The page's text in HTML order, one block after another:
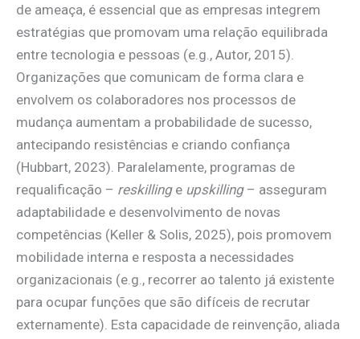
de ameaça, é essencial que as empresas integrem
estratégias que promovam uma relação equilibrada
entre tecnologia e pessoas (e.g., Autor, 2015).
Organizações que comunicam de forma clara e
envolvem os colaboradores nos processos de
mudança aumentam a probabilidade de sucesso,
antecipando resistências e criando confiança
(Hubbart, 2023). Paralelamente, programas de
requalificação – reskillinge upskilling– asseguram
adaptabilidade e desenvolvimento de novas
competências (Keller & Solis, 2025), pois promovem
mobilidade interna e resposta a necessidades
organizacionais (e.g., recorrer ao talento já existente
para ocupar funções que são difíceis de recrutar
externamente). Esta capacidade de reinvenção, aliada